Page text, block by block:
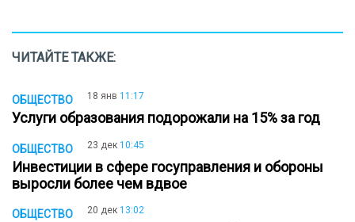
ЧИТАЙТЕ ТАКЖЕ:
ОБЩЕСТВО 18 янв 11:17
Услуги образования подорожали на 15% за год
ОБЩЕСТВО 23 дек 10:45
Инвестиции в сфере госуправления и обороны
выросли более чем вдвое
ОБЩЕСТВО 20 дек 13:02